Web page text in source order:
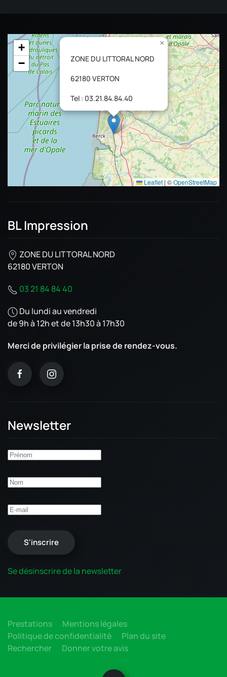
ZONE DU LITTORAL NORD
62180 VERTON
Tel : 03.21.84.84.40
×
+
−
Leaflet | ©OpenStreetMap
BL Impression
ZONE DU LITTORAL NORD
62180 VERTON
03 21 84 84 40
Du lundi au vendredi
de 9h à 12h et de 13h30 à 17h30
Merci de privilégier la prise de rendez-vous.
Newsletter
S'inscrire
Se désinscrire de la newsletter
Prestations
Mentions légales
Politique de confidentialité
Plan du site
Rechercher
Donner votre avis